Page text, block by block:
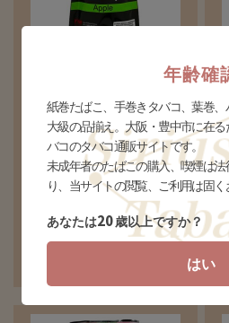
※白カビが発生しやすいブレ
ンドの為、「白カビは気にな
らない」とお考えの方のみ、
御検討下さいませ※
¥1,200(税込)
個
年齢確
紙巻たばこ、手巻きタバコ、葉巻
大級の品揃え。大阪・豊中市に在
バコのタバコ通販サイトです。
未成年者のたばこの購入、喫煙は
り、当サイトの閲覧、ご利用は固く
あなたは20歳以上ですか？
はい